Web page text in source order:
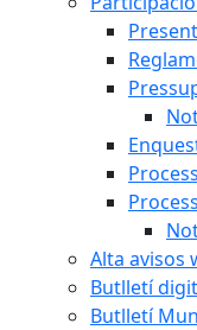
Alta avisos
Butlletí
Butlletí